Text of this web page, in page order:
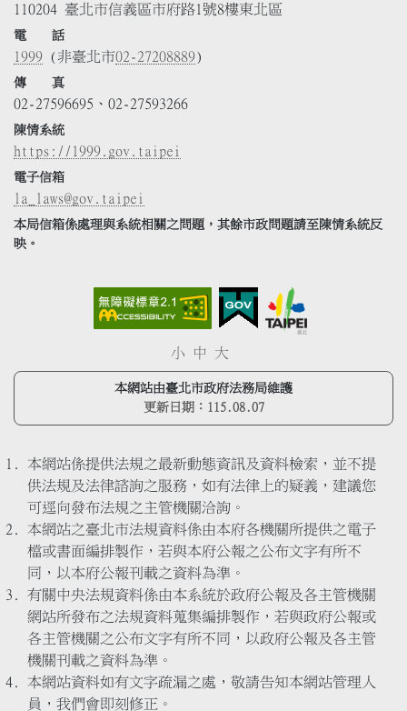
110204 臺北市信義區市府路1號8樓東北區
電 話
1999 (非臺北市02-27208889)
傳 真
02-27596695、02-27593266
陳情系統
https://1999.gov.taipei
電子信箱
la_laws@gov.taipei
本局信箱係處理與系統相關之問題，其餘市政問題請至陳情系統反
映。
小 中 大
本網站由臺北市政府法務局維護
更新日期： 115.08.07
本網站係提供法規之最新動態資訊及資料檢索，並不提
供法規及法律諮詢之服務，如有法律上的疑義，建議您
可逕向發布法規之主管機關洽詢。
本網站之臺北市法規資料係由本府各機關所提供之電子
檔或書面編排製作，若與本府公報之公布文字有所不
同，以本府公報刊載之資料為準。
有關中央法規資料係由本系統於政府公報及各主管機關
網站所發布之法規資料蒐集編排製作，若與政府公報或
各主管機關之公布文字有所不同，以政府公報及各主管
機關刊載之資料為準。
本網站資料如有文字疏漏之處，敬請告知本網站管理人
員，我們會即刻修正。